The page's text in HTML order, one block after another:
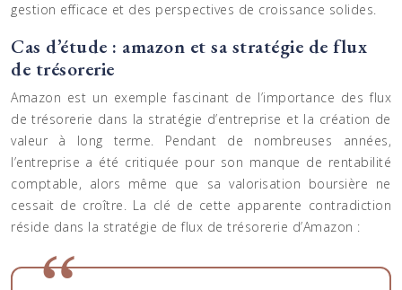
gestion efficace et des perspectives de croissance solides.
Cas d’étude : amazon et sa stratégie de flux
de trésorerie
Amazon est un exemple fascinant de l’importance des flux
de trésorerie dans la stratégie d’entreprise et la création de
valeur à long terme. Pendant de nombreuses années,
l’entreprise a été critiquée pour son manque de rentabilité
comptable, alors même que sa valorisation boursière ne
cessait de croître. La clé de cette apparente contradiction
réside dans la stratégie de flux de trésorerie d’Amazon :